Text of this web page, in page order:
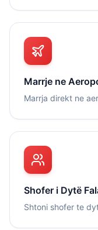
Marrje ne
Marrja direkt ne
Shofer i Dytë
Shtoni shofer te